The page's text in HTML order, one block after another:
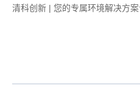
清科创新 | 您的专属环境解决方案